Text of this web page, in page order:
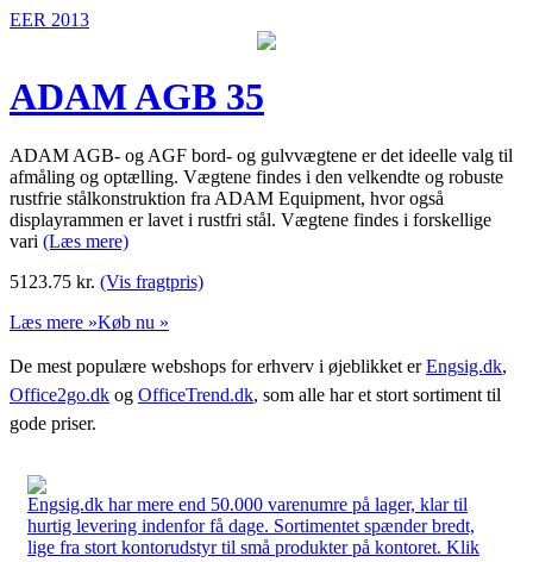
EER 2013
ADAM AGB 35
ADAM AGB- og AGF bord- og gulvvægtene er det ideelle valg til
afmåling og optælling. Vægtene findes i den velkendte og robuste
rustfrie stålkonstruktion fra ADAM Equipment, hvor også
displayrammen er lavet i rustfri stål. Vægtene findes i forskellige
vari (Læs mere)
5123.75 kr. (Vis fragtpris)
Læs mere »Køb nu »
De mest populære webshops for erhverv i øjeblikket erEngsig.dk,
Office2go.dk og OfficeTrend.dk, som alle har et stort sortiment til
gode priser.
Engsig.dk har mere end 50.000 varenumre på lager, klar til
hurtig levering indenfor få dage. Sortimentet spænder bredt,
lige fra stort kontorudstyr til små produkter på kontoret. Klik